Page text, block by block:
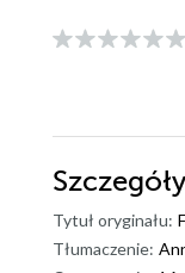
Szczegóły
Tytuł oryginału:
Tłumaczenie: